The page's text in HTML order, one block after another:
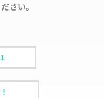
さい。